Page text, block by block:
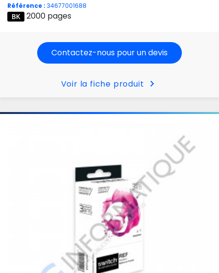
Référence : 34677001688
2000 pages
Contactez-nous pour un devis
Voir la fiche produit chevron_right